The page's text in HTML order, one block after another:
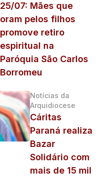
25/07: Mães que
oram pelos filhos
promove retiro
espiritual na
Paróquia São Carlos
Borromeu
Notícias da
Arquidiocese
Cáritas
Paraná realiza
Bazar
Solidário com
mais de 15 mil